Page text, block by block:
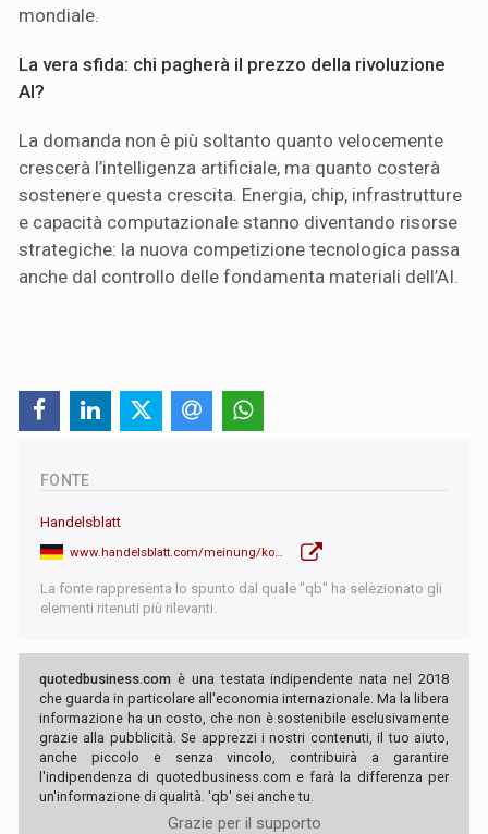
mondiale.
La vera sfida: chi pagherà il prezzo della rivoluzione
AI?
La domanda non è più soltanto quanto velocemente
crescerà l’intelligenza artificiale, ma quanto costerà
sostenere questa crescita. Energia, chip, infrastrutture
e capacità computazionale stanno diventando risorse
strategiche: la nuova competizione tecnologica passa
anche dal controllo delle fondamenta materiali dell’AI.
FONTE
Handelsblatt
www.handelsblatt.com/meinung/kommentare/kommentar-apples-preisanstieg-um-bis-zu-58-prozent-ist-ein-vorgeschmack/100235915.html
La fonte rappresenta lo spunto dal quale "qb" ha selezionato gli
elementi ritenuti più rilevanti.
quotedbusiness.com è una testata indipendente nata nel 2018
che guarda in particolare all'economia internazionale. Ma la libera
informazione ha un costo, che non è sostenibile esclusivamente
grazie alla pubblicità. Se apprezzi i nostri contenuti, il tuo aiuto,
anche piccolo e senza vincolo, contribuirà a garantire
l'indipendenza di quotedbusiness.com e farà la differenza per
un'informazione di qualità. 'qb' sei anche tu.
Grazie per il supporto